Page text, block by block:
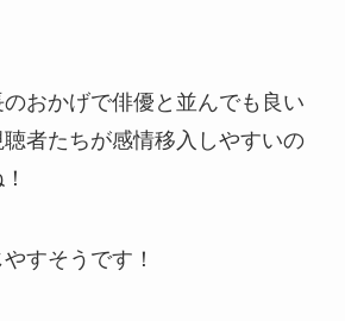
おかげで俳優と並んでも良い
者たちが感情移入しやすいの
すそうです！